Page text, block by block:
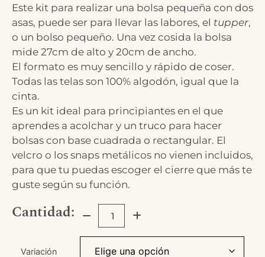
Este kit para realizar una bolsa pequeña con dos
asas, puede ser para llevar las labores, el tupper,
o un bolso pequeño. Una vez cosida la bolsa
mide 27cm de alto y 20cm de ancho.
El formato es muy sencillo y rápido de coser.
Todas las telas son 100% algodón, igual que la
cinta.
Es un kit ideal para principiantes en el que
aprendes a acolchar y un truco para hacer
bolsas con base cuadrada o rectangular. El
velcro o los snaps metálicos no vienen incluidos,
para que tu puedas escoger el cierre que más te
guste según su función.
Cantidad:
Variación